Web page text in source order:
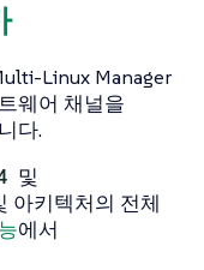
Linux Manager
웨어 채널을
다.
및
아키텍처의 전체
에서